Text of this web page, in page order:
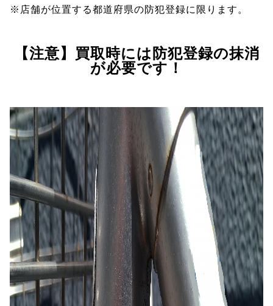
※店舗が位置する都道府県の防犯登録に限ります。
【注意】買取時には防犯登録の抹消
が必要です！